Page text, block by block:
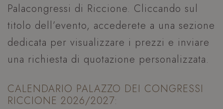
Palacongressi di Riccione. Cliccando sul
titolo dell’evento, accederete a una sezione
dedicata per visualizzare i prezzi e inviare
una richiesta di quotazione personalizzata.
CALENDARIO PALAZZO DEI CONGRESSI
RICCIONE 2026/2027: